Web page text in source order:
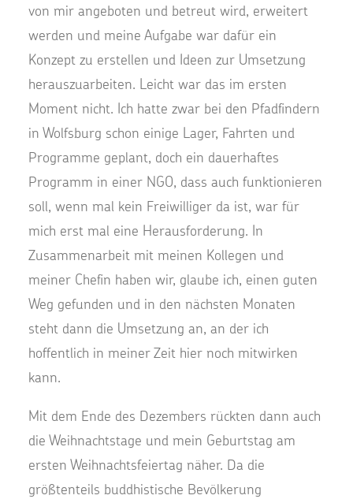
von mir angeboten und betreut wird, erweitert
werden und meine Aufgabe war dafür ein
Konzept zu erstellen und Ideen zur Umsetzung
herauszuarbeiten. Leicht war das im ersten
Moment nicht. Ich hatte zwar bei den Pfadfindern
in Wolfsburg schon einige Lager, Fahrten und
Programme geplant, doch ein dauerhaftes
Programm in einer NGO, dass auch funktionieren
soll, wenn mal kein Freiwilliger da ist, war für
mich erst mal eine Herausforderung. In
Zusammenarbeit mit meinen Kollegen und
meiner Chefin haben wir, glaube ich, einen guten
Weg gefunden und in den nächsten Monaten
steht dann die Umsetzung an, an der ich
hoffentlich in meiner Zeit hier noch mitwirken
kann.
Mit dem Ende des Dezembers rückten dann auch
die Weihnachtstage und mein Geburtstag am
ersten Weihnachtsfeiertag näher. Da die
größtenteils buddhistische Bevölkerung